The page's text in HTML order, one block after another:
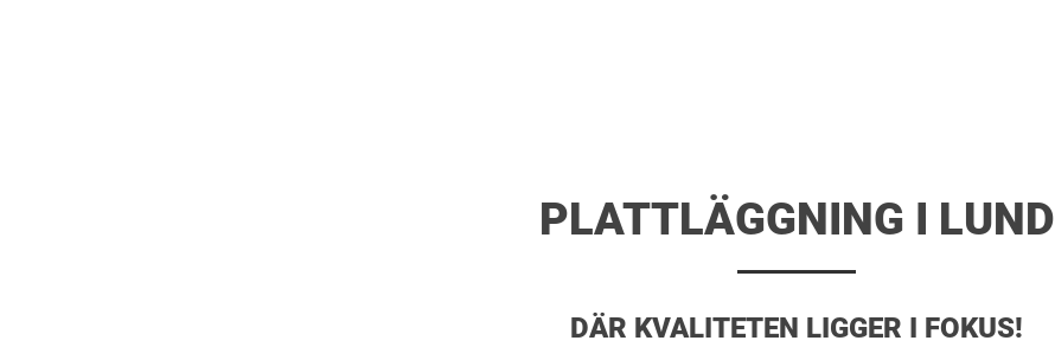
PLATTLÄGGNING I LUND
DÄR KVALITETEN LIGGER I FOKUS!